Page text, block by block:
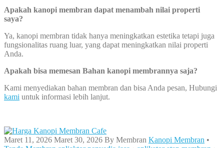
Apakah kanopi membran dapat menambah nilai properti
saya?
Ya, kanopi membran tidak hanya meningkatkan estetika tetapi juga
fungsionalitas ruang luar, yang dapat meningkatkan nilai properti
Anda.
Apakah bisa memesan Bahan kanopi membrannya saja?
Kami menyediakan bahan membran dan bisa Anda pesan, Hubungi
kami untuk informasi lebih lanjut.
Maret 11, 2026 Maret 30, 2026 By Membran Kanopi Membran •